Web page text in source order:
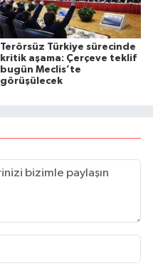
Terörsüz Türkiye sürecinde
kritik aşama: Çerçeve teklif
bugün Meclis’te
görüşülecek